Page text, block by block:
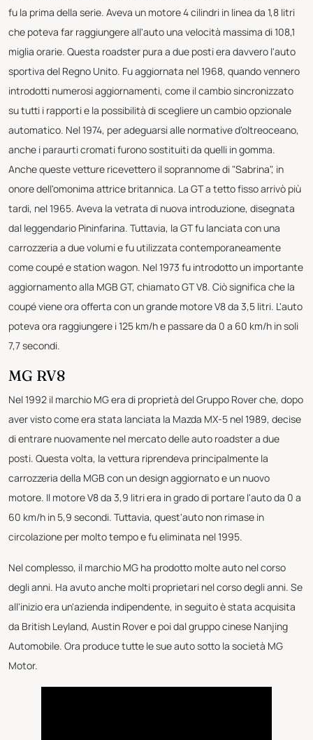
fu la prima della serie. Aveva un motore 4 cilindri in linea da 1,8 litri
che poteva far raggiungere all'auto una velocità massima di 108,1
miglia orarie. Questa roadster pura a due posti era davvero l'auto
sportiva del Regno Unito. Fu aggiornata nel 1968, quando vennero
introdotti numerosi aggiornamenti, come il cambio sincronizzato
su tutti i rapporti e la possibilità di scegliere un cambio opzionale
automatico. Nel 1974, per adeguarsi alle normative d'oltreoceano,
anche i paraurti cromati furono sostituiti da quelli in gomma.
Anche queste vetture ricevettero il soprannome di "Sabrina", in
onore dell'omonima attrice britannica. La GT a tetto fisso arrivò più
tardi, nel 1965. Aveva la vetrata di nuova introduzione, disegnata
dal leggendario Pininfarina. Tuttavia, la GT fu lanciata con una
carrozzeria a due volumi e fu utilizzata contemporaneamente
come coupé e station wagon. Nel 1973 fu introdotto un importante
aggiornamento alla MGB GT, chiamato GT V8. Ciò significa che la
coupé viene ora offerta con un grande motore V8 da 3,5 litri. L'auto
poteva ora raggiungere i 125 km/h e passare da 0 a 60 km/h in soli
7,7 secondi.
MG RV8
Nel 1992 il marchio MG era di proprietà del Gruppo Rover che, dopo
aver visto come era stata lanciata la Mazda MX-5 nel 1989, decise
di entrare nuovamente nel mercato delle auto roadster a due
posti. Questa volta, la vettura riprendeva principalmente la
carrozzeria della MGB con un design aggiornato e un nuovo
motore. Il motore V8 da 3,9 litri era in grado di portare l'auto da 0 a
60 km/h in 5,9 secondi. Tuttavia, quest'auto non rimase in
circolazione per molto tempo e fu eliminata nel 1995.
Nel complesso, il marchio MG ha prodotto molte auto nel corso
degli anni. Ha avuto anche molti proprietari nel corso degli anni. Se
all'inizio era un'azienda indipendente, in seguito è stata acquisita
da British Leyland, Austin Rover e poi dal gruppo cinese Nanjing
Automobile. Ora produce tutte le sue auto sotto la società MG
Motor.